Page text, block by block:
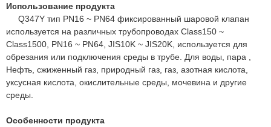
Использование продукта
Q347Y тип PN16 ~ PN64 фиксированный шаровой клапан
используется на различных трубопроводах Class150 ~
Class1500, PN16 ~ PN64, JIS10K ~ JIS20K, используется для
обрезания или подключения среды в трубе. Для воды, пара ,
Нефть, сжиженный газ, природный газ, газ, азотная кислота,
уксусная кислота, окислительные среды, мочевина и другие
среды.
Особенности продукта